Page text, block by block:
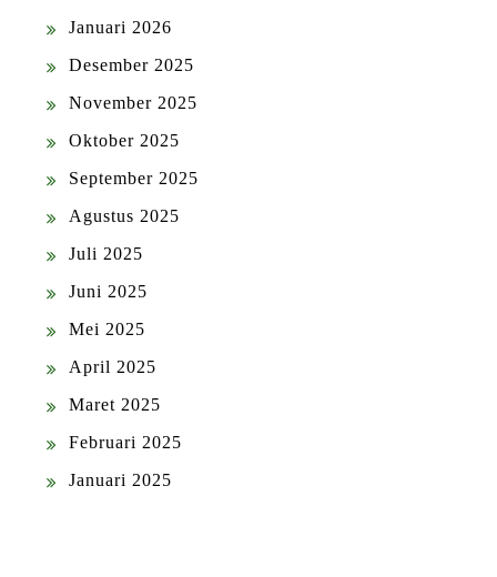
Januari 2026
Desember 2025
November 2025
Oktober 2025
September 2025
Agustus 2025
Juli 2025
Juni 2025
Mei 2025
April 2025
Maret 2025
Februari 2025
Januari 2025